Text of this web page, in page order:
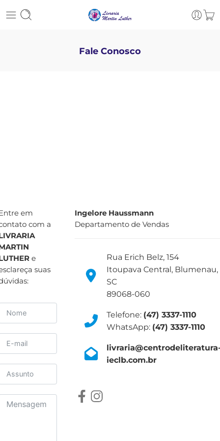
Fale Conosco
em
com a
e
suas
Ingelore Haussmann
Departamento de Vendas
Rua Erich Belz, 154
Itoupava Central, Blumenau,
SC
89068-060
Telefone: (47) 3337-1110
WhatsApp: (47) 3337-1110
ieclb.com.br